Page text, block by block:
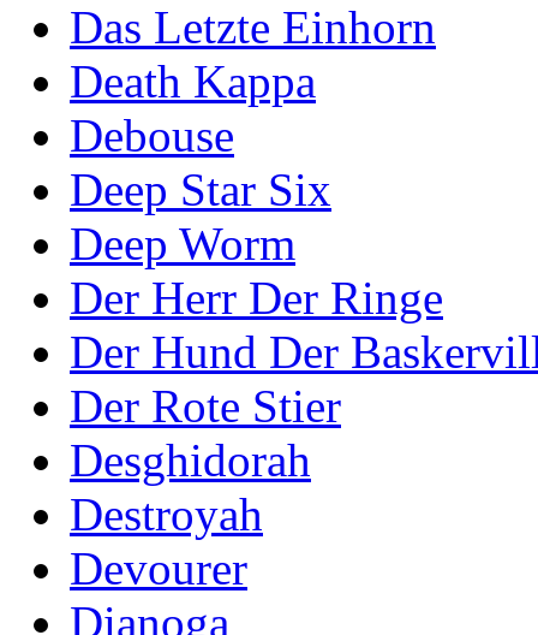
Das Letzte Einhorn
Death Kappa
Debouse
Deep Star Six
Deep Worm
Der Herr Der Ringe
Der Hund Der
Der Rote Stier
Desghidorah
Destroyah
Devourer
Dianoga